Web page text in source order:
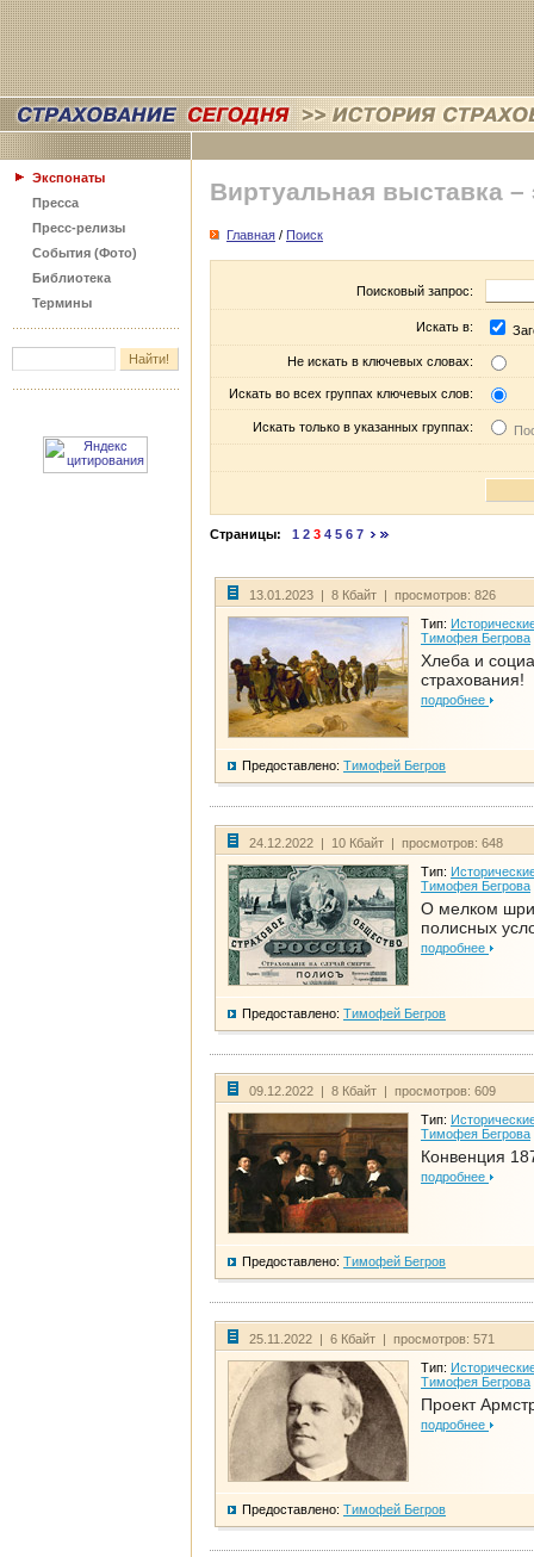
Экспонаты
Пресса
Пресс-релизы
События (Фото)
Библиотека
Термины
Виртуальная выставка –
Главная / Поиск
Поисковый запрос:
Искать в:
Не искать в ключевых словах:
Искать во всех группах ключевых слов:
Искать только в указанных группах:
Страницы: 1 2 3 4 5 6 7
13.01.2023 | 8 Кбайт | просмотров: 826
Тип:
Тимофея Бегрова
Хлеба и
страхования!
подробнее
Предоставлено: Тимофей Бегров
24.12.2022 | 10 Кбайт | просмотров: 648
Тип:
Тимофея Бегрова
О мелком
полисных
подробнее
Предоставлено: Тимофей Бегров
09.12.2022 | 8 Кбайт | просмотров: 609
Тип:
Тимофея Бегрова
Конвенция
подробнее
Предоставлено: Тимофей Бегров
25.11.2022 | 6 Кбайт | просмотров: 571
Тип:
Тимофея Бегрова
Проект
подробнее
Предоставлено: Тимофей Бегров